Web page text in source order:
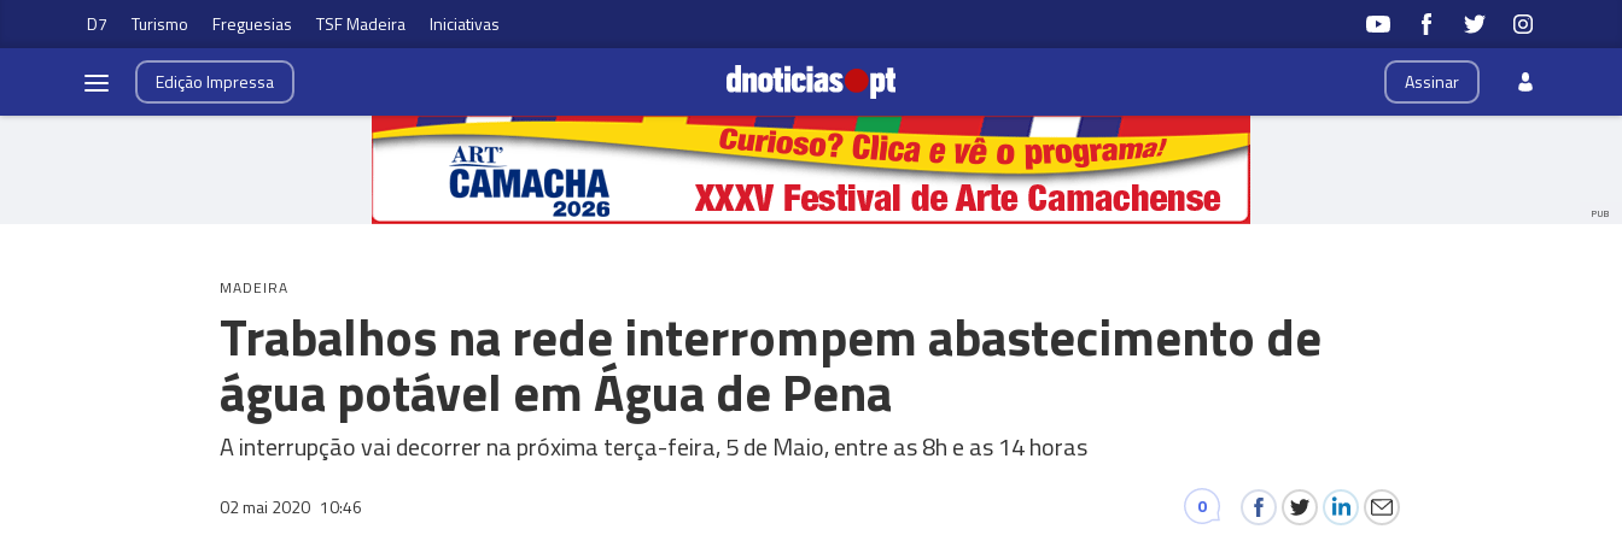
D7 Turismo Freguesias TSF Madeira Iniciativas
Assinar
EdiçãoImpressa
PUB
MADEIRA
Trabalhos na rede interrompem abastecimento de
água potável em Água de Pena
A interrupção vai decorrer na próxima terça-feira, 5 de Maio, entre as 8h e as 14 horas
02 mai 2020 10:46 0